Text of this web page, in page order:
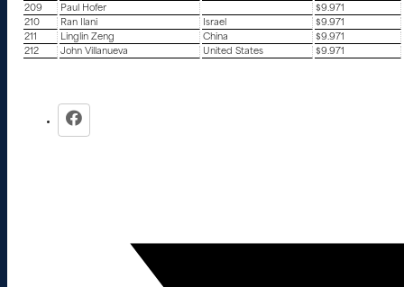
209
Paul Hofer
$9.971
210
Ran Ilani Israel
$9.971
211
Linglin Zeng China
$9.971
212
John Villanueva United States $9.971